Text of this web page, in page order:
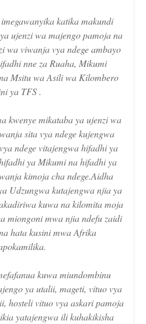
katika makundi
ujenzi wa majengo pamoja na
wa viwanja vya ndege ambayo
nne za Ruaha, Mikumi
Msitu wa Asili wa Kilombero
ya TFS .
kwenye mikataba ya ujenzi wa
sita vya ndege kujengwa
ndege vitajengwa hifadhi ya
ya Mikumi na hifadhi ya
kimoja cha ndege.Aidha
Udzungwa kutajengwa njia ya
kuwa na kilomita moja
miongoni mwa njia ndefu zaidi
hata kusini mwa Afrika
kuwa miundombinu
ya utalii, mageti, vituo vya
hosteli vituo vya askari pamoja
yatajengwa ili kuhakikisha